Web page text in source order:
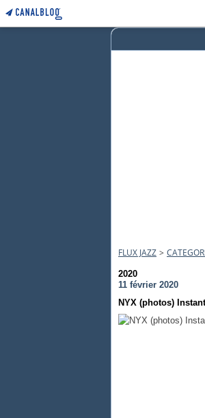
FLUX JAZZ >
2020
11 février 2020
NYX (photos)